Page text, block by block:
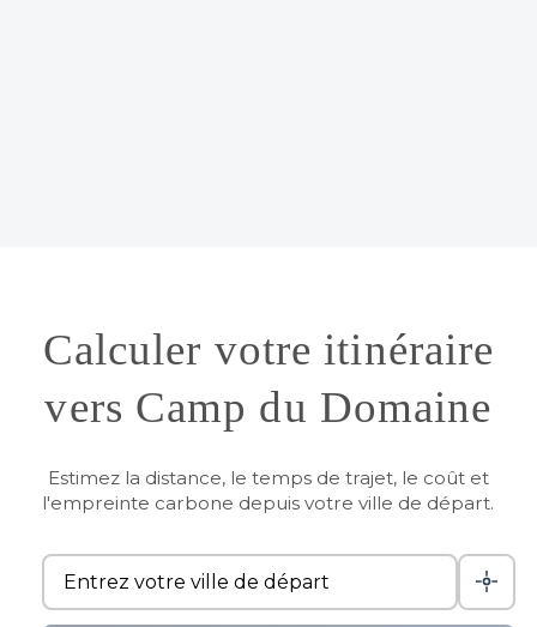
Calculer votre itinéraire
vers Camp du Domaine
Estimez la distance, le temps de trajet, le coût et
l'empreinte carbone depuis votre ville de départ.